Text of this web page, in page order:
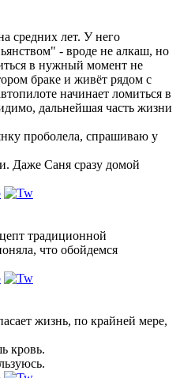
средних лет. У него
- вроде не алкаш, но
в нужный момент не
браке и живёт рядом с
начинает ломиться в
дальнейшая часть жизни
проболела, спрашиваю у
Даже Саня сразу домой
традиционной
что обойдемся
жизнь, по крайней мере,
кровь.